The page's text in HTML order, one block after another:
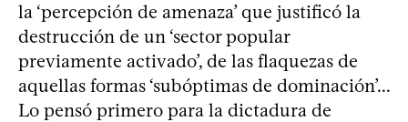
la ‘percepción de amenaza’ que justificó la
destrucción de un ‘sector popular
previamente activado’, de las flaquezas de
aquellas formas ‘subóptimas de dominación’...
Lo pensó primero para la dictadura de